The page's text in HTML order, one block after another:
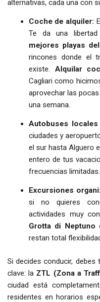
alternativas, cada una con
Coche de alquiler:
Te da una
mejores playas
rincones donde el
existe. Alquilar
Cagliari como
aprovechar las
una semana.
Autobuses locales
ciudades y
el sur hasta Alguero
entero de tus
frecuencias limitadas.
Excursiones
si no quieres
actividades muy
Grotta di Neptuno
restan total
Si decides conducir,
clave: la ZTL (Zona a
ciudad está
residentes en horarios